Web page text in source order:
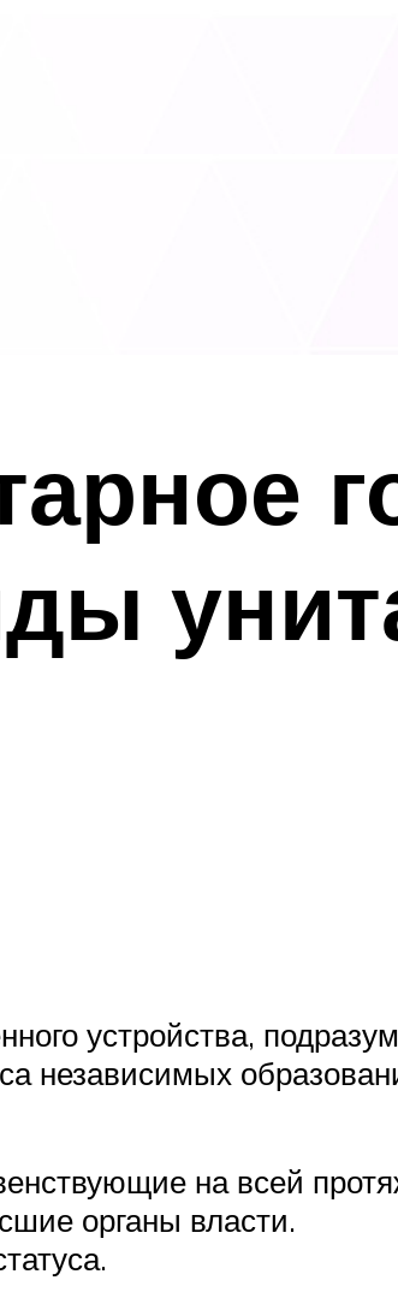
устройства,
независимых
на всей
органы власти.